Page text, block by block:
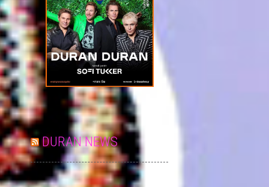
DURAN NEWS